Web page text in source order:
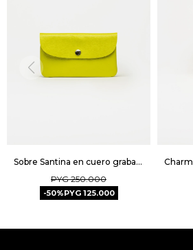
Sobre Santina en cuero grabado saffiano - Lima
PYG 250.000
50 PYG 125.000